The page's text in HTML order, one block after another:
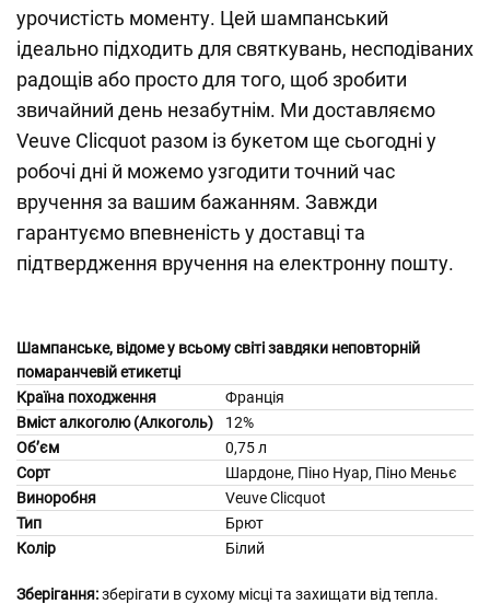
урочистість моменту. Цей шампанський
ідеально підходить для святкувань, несподіваних
радощів або просто для того, щоб зробити
звичайний день незабутнім. Ми доставляємо
Veuve Clicquot разом із букетом ще сьогодні у
робочі дні й можемо узгодити точний час
вручення за вашим бажанням. Завжди
гарантуємо впевненість у доставці та
підтвердження вручення на електронну пошту.
Шампанське, відоме у всьому світі завдяки неповторній
помаранчевій етикетці
Країна походження
Франція
Вміст алкоголю (Алкоголь)
12%
Об’єм
0,75 л
Сорт
Шардоне, Піно Нуар, Піно Меньє
Виноробня
Veuve Clicquot
Тип
Брют
Колір
Білий
Зберігання:зберігати в сухому місці та захищати від тепла.